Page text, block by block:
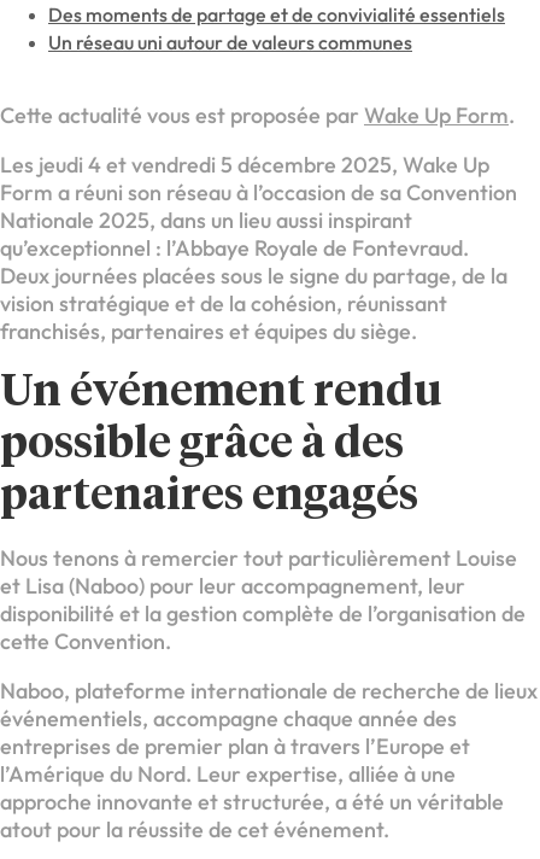
Des moments de partage et de convivialité essentiels
Un réseau uni autour de valeurs communes
Cette actualité vous est proposée par Wake Up Form.
Les jeudi 4 et vendredi 5 décembre 2025, Wake Up
Form a réuni son réseau à l’occasion de sa Convention
Nationale 2025, dans un lieu aussi inspirant
qu’exceptionnel : l’Abbaye Royale de Fontevraud.
Deux journées placées sous le signe du partage, de la
vision stratégique et de la cohésion, réunissant
franchisés, partenaires et équipes du siège.
Un événement rendu
possible grâce à des
partenaires engagés
Nous tenons à remercier tout particulièrement Louise
et Lisa (Naboo) pour leur accompagnement, leur
disponibilité et la gestion complète de l’organisation de
cette Convention.
Naboo, plateforme internationale de recherche de lieux
événementiels, accompagne chaque année des
entreprises de premier plan à travers l’Europe et
l’Amérique du Nord. Leur expertise, alliée à une
approche innovante et structurée, a été un véritable
atout pour la réussite de cet événement.